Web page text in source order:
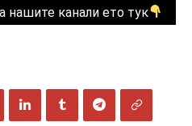
нашите канали ето тук